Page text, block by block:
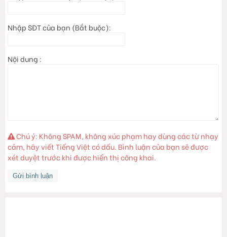
Nhập SĐT của bạn (Bắt buộc):
Nội dung :
Chú ý: Không SPAM, không xúc phạm hay dùng các từ nhạy
cảm, hãy viết Tiếng Việt có dấu. Bình luận của bạn sẽ được
xét duyệt trước khi được hiển thị công khai.